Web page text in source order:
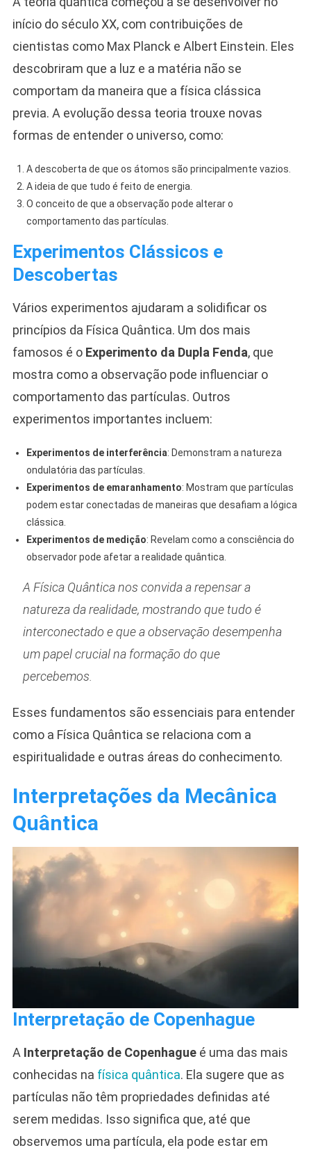
início do século XX, com contribuições de
cientistas como Max Planck e Albert Einstein. Eles
descobriram que a luz e a matéria não se
comportam da maneira que a física clássica
previa. A evolução dessa teoria trouxe novas
formas de entender o universo, como:
A descoberta de que os átomos são principalmente vazios.
A ideia de que tudo é feito de energia.
O conceito de que a observação pode alterar o
comportamento das partículas.
Experimentos Clássicos e
Descobertas
Vários experimentos ajudaram a solidificar os
princípios da Física Quântica. Um dos mais
famosos é o Experimento da Dupla Fenda, que
mostra como a observação pode influenciar o
comportamento das partículas. Outros
experimentos importantes incluem:
Experimentos de interferência: Demonstram a natureza
ondulatória das partículas.
Experimentos de emaranhamento: Mostram que partículas
podem estar conectadas de maneiras que desafiam a lógica
clássica.
Experimentos de medição: Revelam como a consciência do
observador pode afetar a realidade quântica.
A Física Quântica nos convida a repensar a
natureza da realidade, mostrando que tudo é
interconectado e que a observação desempenha
um papel crucial na formação do que
percebemos.
Esses fundamentos são essenciais para entender
como a Física Quântica se relaciona com a
espiritualidade e outras áreas do conhecimento.
Interpretações da Mecânica
Quântica
Interpretação de Copenhague
A Interpretação de Copenhagueé uma das mais
conhecidas na física quântica. Ela sugere que as
partículas não têm propriedades definidas até
serem medidas. Isso significa que, até que
observemos uma partícula, ela pode estar em